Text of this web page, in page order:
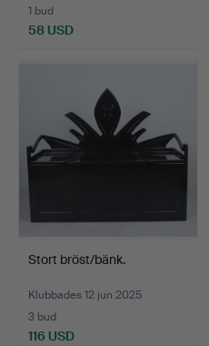
1 bud
58 USD
Stort bröst/bänk.
Klubbades 12 jun 2025
3 bud
116 USD